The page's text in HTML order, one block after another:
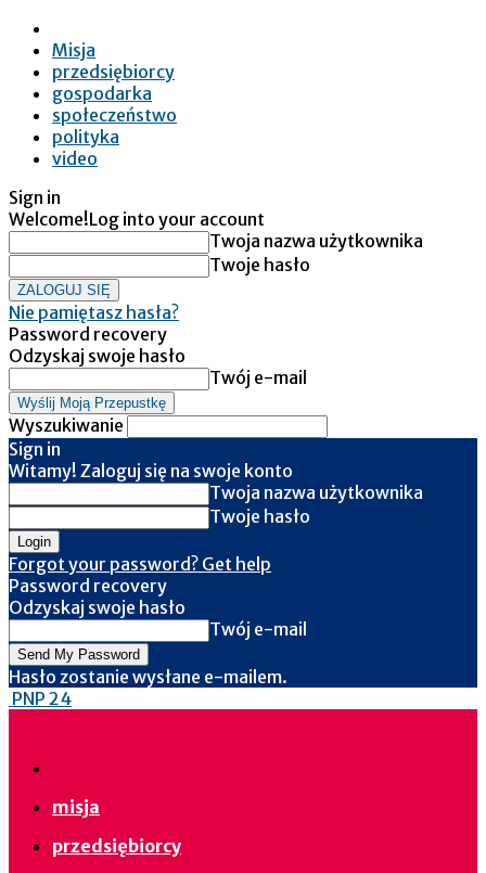
Misja
przedsiębiorcy
gospodarka
społeczeństwo
polityka
video
Sign in
Welcome!Log into your account
Twoja nazwa użytkownika
Twoje hasło
Nie pamiętasz hasła?
Password recovery
Odzyskaj swoje hasło
Twój e-mail
Wyszukiwanie
Sign in
Witamy! Zaloguj się na swoje konto
Twoja nazwa użytkownika
Twoje hasło
Forgot your password? Get help
Password recovery
Odzyskaj swoje hasło
Twój e-mail
Hasło zostanie wysłane e-mailem.
PNP 24
misja
przedsiębiorcy